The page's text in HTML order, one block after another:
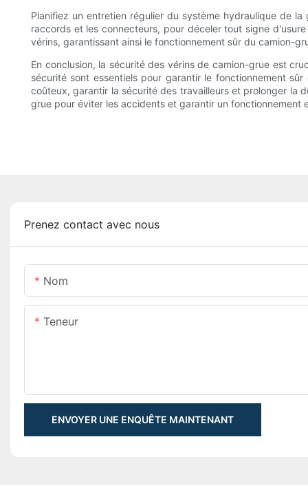
Planifiez un entretien régulier du système hydraulique de
raccords et les connecteurs, pour déceler tout signe
vérins, garantissant ainsi le fonctionnement sûr du camion-
En conclusion, la sécurité des vérins de camion-grue est
sécurité sont essentiels pour garantir le fonctionnement
coûteux, garantir la sécurité des travailleurs et prolonger la
grue pour éviter les accidents et garantir un fonctionnement
Prenez contact avec nous
Nom
Teneur
ENVOYER UNE ENQUÊTE MAINTENANT